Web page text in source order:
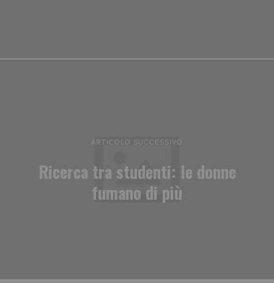
ARTICOLO SUCCESSIVO
Ricerca tra studenti: le donne
fumano di più